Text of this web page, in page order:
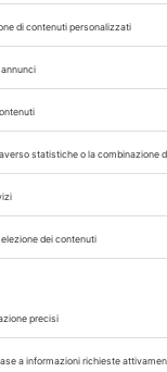
sulla
Verona, di
un
vedrà
del
che
conta
,SEFANO VELLA